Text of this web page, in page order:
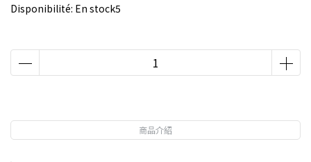
Disponibilité: En stock5
商品介紹